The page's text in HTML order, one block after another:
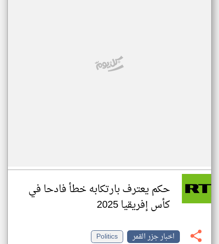
حكم يعترف بارتكابه خطأ فادحا في
كأس إفريقيا 2025
اخبار جزر القمر
Politics